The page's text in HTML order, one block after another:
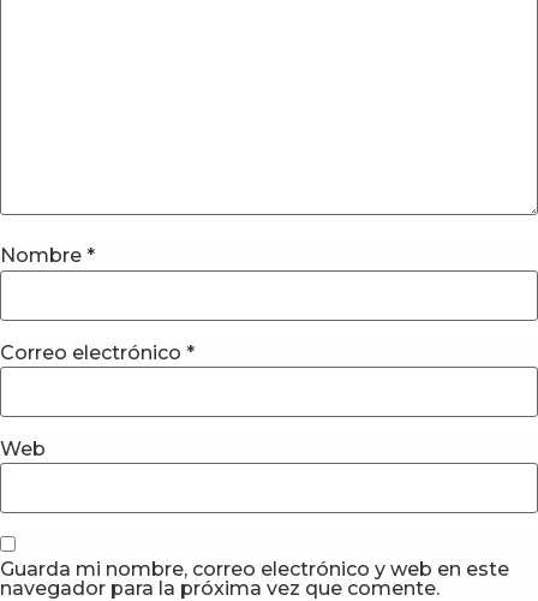
Nombre *
Correo electrónico *
Web
Guarda mi nombre, correo electrónico y web en este
navegador para la próxima vez que comente.